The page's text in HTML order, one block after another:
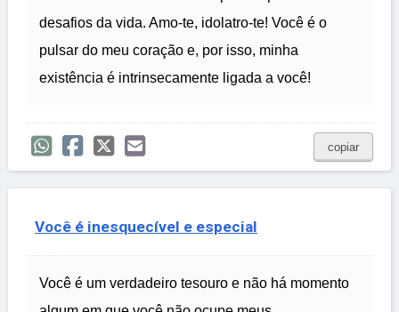
desafios da vida. Amo-te, idolatro-te! Você é o
pulsar do meu coração e, por isso, minha
existência é intrinsecamente ligada a você!
copiar
Você é inesquecível e especial
Você é um verdadeiro tesouro e não há momento